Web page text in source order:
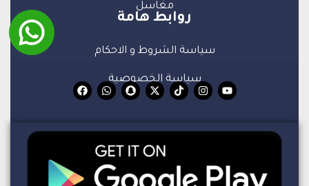
مغاسل
روابط هامة
سياسة الشروط و الاحكام
سياسة الخصوصية